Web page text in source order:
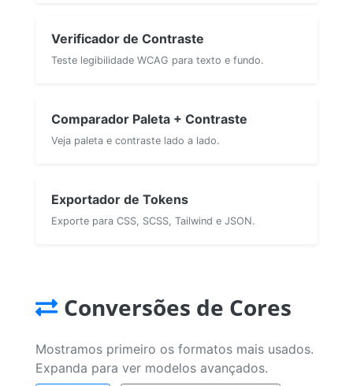
Verificador de Contraste
Teste legibilidade WCAG para texto e fundo.
Comparador Paleta + Contraste
Veja paleta e contraste lado a lado.
Exportador de Tokens
Exporte para CSS, SCSS, Tailwind e JSON.
Conversões de Cores
Mostramos primeiro os formatos mais usados.
Expanda para ver modelos avançados.